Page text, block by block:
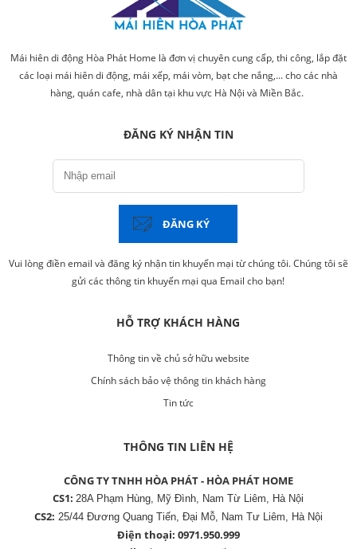
Mái hiên di động Hòa Phát Home là đơn vị chuyên cung cấp, thi công, lắp đặt
các loại mái hiên di động, mái xếp, mái vòm, bạt che nắng,... cho các nhà
hàng, quán cafe, nhà dân tại khu vực Hà Nội và Miền Bắc.
ĐĂNG KÝ NHẬN TIN
ĐĂNG KÝ
Vui lòng điền email và đăng ký nhận tin khuyến mại từ chúng tôi. Chúng tôi sẽ
gửi các thông tin khuyến mại qua Email cho bạn!
HỖ TRỢ KHÁCH HÀNG
Thông tin về chủ sở hữu website
Chính sách bảo vệ thông tin khách hàng
Tin tức
THÔNG TIN LIÊN HỆ
CÔNG TY TNHH HÒA PHÁT - HÒA PHÁT HOME
CS1:28A Phạm Hùng, Mỹ Đình, Nam Từ Liêm, Hà Nội
CS2: 25/44 Đương Quang Tiến, Đại Mỗ, Nam Tư Liêm, Hà Nội
Điện thoại: 0971.950.999